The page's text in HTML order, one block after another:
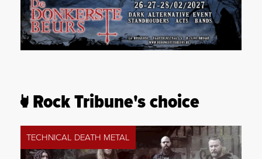
Rock Tribune's choice
TECHNICAL DEATH METAL